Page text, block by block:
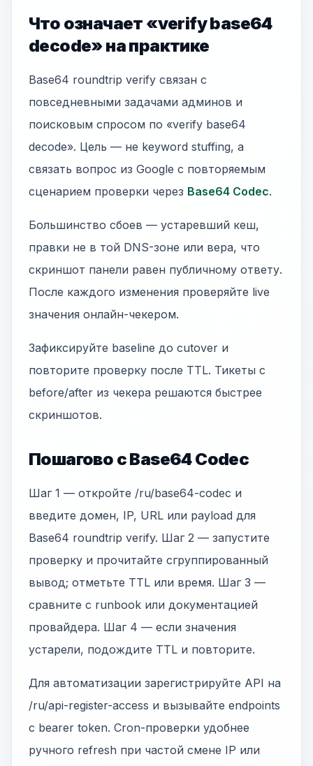
Что означает «verify base64
decode» на практике
Base64 roundtrip verify связан с
повседневными задачами админов и
поисковым спросом по «verify base64
decode». Цель — не keyword stuffing, а
связать вопрос из Google с повторяемым
сценарием проверки через Base64 Codec.
Большинство сбоев — устаревший кеш,
правки не в той DNS-зоне или вера, что
скриншот панели равен публичному ответу.
После каждого изменения проверяйте live
значения онлайн-чекером.
Зафиксируйте baseline до cutover и
повторите проверку после TTL. Тикеты с
before/after из чекера решаются быстрее
скриншотов.
Пошагово с Base64 Codec
Шаг 1 — откройте /ru/base64-codec и
введите домен, IP, URL или payload для
Base64 roundtrip verify. Шаг 2 — запустите
проверку и прочитайте сгруппированный
вывод; отметьте TTL или время. Шаг 3 —
сравните с runbook или документацией
провайдера. Шаг 4 — если значения
устарели, подождите TTL и повторите.
Для автоматизации зарегистрируйте API на
/ru/api-register-access и вызывайте endpoints
с bearer token. Cron-проверки удобнее
ручного refresh при частой смене IP или